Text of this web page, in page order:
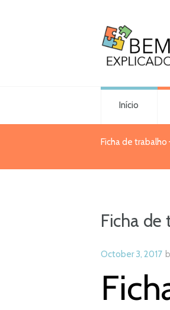
Início
Ficha de trabalho
Ficha de
October 3, 2017